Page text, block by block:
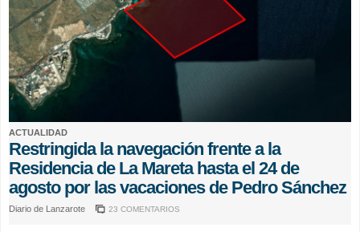
ACTUALIDAD
Restringida la navegación frente a la
Residencia de La Mareta hasta el 24 de
agosto por las vacaciones de Pedro Sánchez
Diario de Lanzarote 23 COMENTARIOS